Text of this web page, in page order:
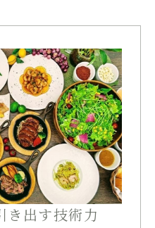
き出す技術力